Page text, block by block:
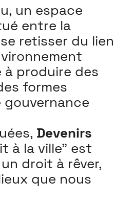
un espace
entre la
retisser du lien
produire des
formes
Devenirs
à la ville” est
droit à rêver,
que nous